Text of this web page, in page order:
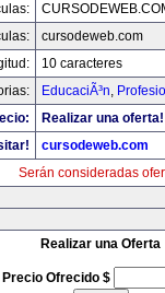
cursodeweb.com
10 caracteres
EducaciÃ³n,
Realizar una oferta!
cursodeweb.com
Serán consideradas
Realizar una Oferta
Precio Ofrecido $